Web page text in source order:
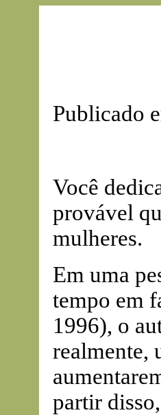
Publicado
Você
provável
mulheres.
Em uma
tempo em
1996), o
realmente,
partir